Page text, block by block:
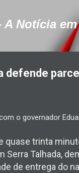
A Notícia
defende
quase trinta
Serra Talhada,
de entrega do